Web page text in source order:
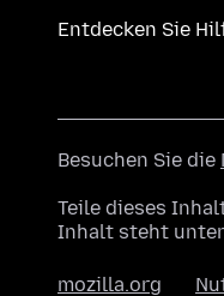
Entdecken Sie
Besuchen Sie die
Teile dieses
Inhalt steht
mozilla.org